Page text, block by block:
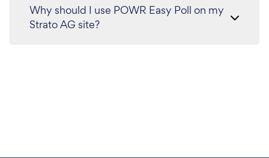
Why should I use POWR Easy Poll on my
Strato AG site?